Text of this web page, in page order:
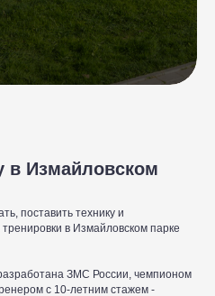
в Измайловском
поставить технику и
тренировки в Измайловском парке
ЗМС России, чемпионом
с 10-летним стажем -